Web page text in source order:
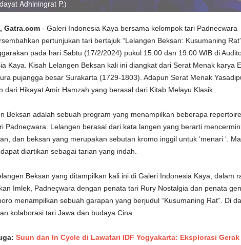
Adhiningrat P.)
Gatra.com- Galeri Indonesia Kaya bersama kelompok tari Padnecwara
pertunjukan tari bertajuk “Lelangen Beksan: Kusumaning
pada hari Sabtu (17/2/2024) pukul 15.00 dan 19.00 WIB di
Kaya. Kisah Lelangen Beksan kali ini diangkat dari Serat Menak karya
pujangga besar Surakarta (1729-1803). Adapun Serat Menak
dari Hikayat Amir Hamzah yang berasal dari Kitab Melayu Klasik.
Beksan adalah sebuah program yang menampilkan beberapa
Padneçwara. Lelangen berasal dari kata langen yang berarti
dan beksan yang merupakan sebutan kromo inggil untuk ‘menari ‘.
diartikan sebagai tarian yang indah.
Beksan yang ditampilkan kali ini di Galeri Indonesia Kaya, dalam
Imlek, Padneçwara dengan penata tari Rury Nostalgia dan penata
menampilkan sebuah garapan yang berjudul “Kusumaning Rat”. Di
kolaborasi tari Jawa dan budaya Cina.
Suun dan In Cycle di Lawatari IDF Yogyakarta: Eksplorasi